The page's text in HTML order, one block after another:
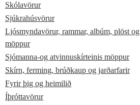
Skólavörur
Sjúkrahúsvörur
Ljósmyndavörur, rammar, albúm, plöst og
möppur
Sjómanna-og atvinnuskírteinis möppur
Skírn, ferming, brúðkaup og jarðarfarir
Fyrir þig og heimilið
Íþróttavörur